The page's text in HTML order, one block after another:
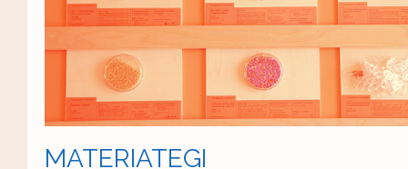
MATERIATEGI